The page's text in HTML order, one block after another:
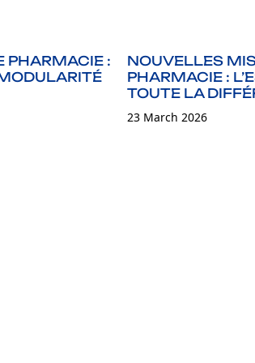
PHARMACIE :
NOUVELLES
PHARMACIE :
TOUTE LA
23 March 2026